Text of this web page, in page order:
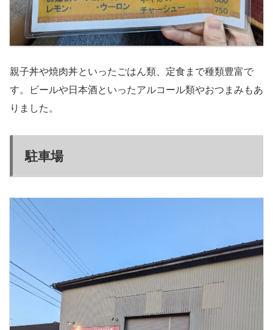
親子丼や焼肉丼といったごはん類、定食まで種類豊富で
す。ビールや日本酒といったアルコール類やおつまみもあ
りました。
駐車場